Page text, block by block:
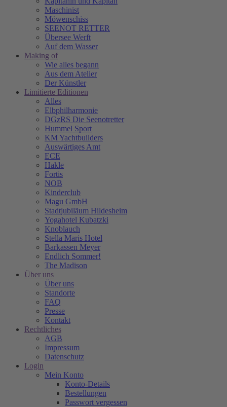
Maschinist
Möwenschiss
SEENOT RETTER
Übersee Werft
Auf dem Wasser
Making of
Wie alles begann
Aus dem Atelier
Der Künstler
Limitierte Editionen
Alles
Elbphilharmonie
DGzRS Die Seenotretter
Hummel Sport
KM Yachtbuilders
Auswärtiges Amt
ECE
Hakle
Fortis
NOB
Kinderclub
Magu GmbH
Stadtjubiläum Hildesheim
Yogahotel Kubatzki
Knoblauch
Stella Maris Hotel
Barkassen Meyer
Endlich Sommer!
The Madison
Über uns
Über uns
Standorte
FAQ
Presse
Kontakt
Rechtliches
AGB
Impressum
Datenschutz
Login
Mein Konto
Konto-Details
Bestellungen
Passwort vergessen